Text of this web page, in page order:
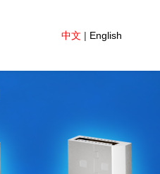
中文 | English